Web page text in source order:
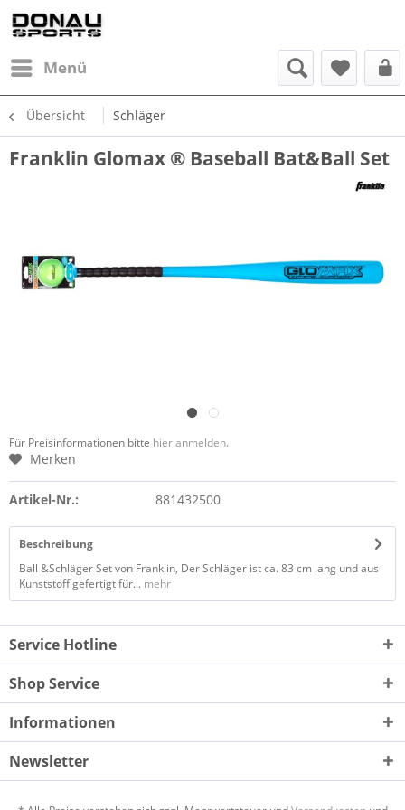
Menü
Übersicht Schläger
Franklin Glomax ® Baseball Bat&Ball Set
Für Preisinformationen bitte hier anmelden.
Merken
Artikel-Nr.: 881432500
Beschreibung
Ball &Schläger Set von Franklin, Der Schläger ist ca. 83 cm lang und aus
Kunststoff gefertigt für... mehr
Service Hotline
Shop Service
Informationen
Newsletter